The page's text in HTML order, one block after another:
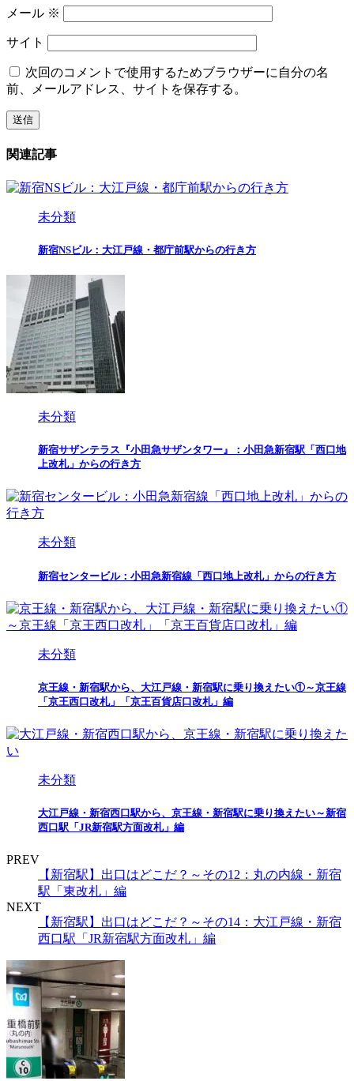
メール ※
サイト
次回のコメントで使用するためブラウザーに自分の名
前、メールアドレス、サイトを保存する。
関連記事
未分類
新宿NSビル：大江戸線・都庁前駅からの行き方
未分類
新宿サザンテラス『小田急サザンタワー』：小田急新宿駅「西口地
上改札」からの行き方
未分類
新宿センタービル：小田急新宿線「西口地上改札」からの行き方
未分類
京王線・新宿駅から、大江戸線・新宿駅に乗り換えたい①～京王線
「京王西口改札」「京王百貨店口改札」編
未分類
大江戸線・新宿西口駅から、京王線・新宿駅に乗り換えたい～新宿
西口駅「JR新宿駅方面改札」編
PREV
【新宿駅】出口はどこだ？～その12：丸の内線・新宿
駅「東改札」編
NEXT
【新宿駅】出口はどこだ？～その14：大江戸線・新宿
西口駅「JR新宿駅方面改札」編